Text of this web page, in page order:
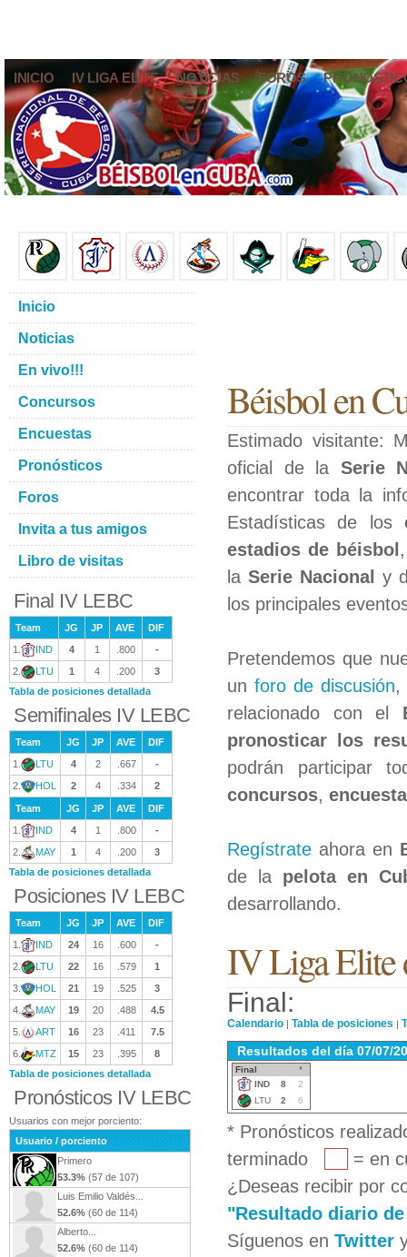
INICIO IV LIGA ELITE NOTICIAS FOROS
Béisbol en
Estimado visitante:
oficial de la Serie
encontrar toda la
Estadísticas de los
estadios de béisbol
laSerie Nacional y
los principales
Pretendemos que
unforo de discusión,
relacionado con el
pronosticar los
podrán participar
concursos,
Regístrate ahora en
de la pelota en
desarrollando.
IV Liga Elite
Final:
Calendario | Tabla de posiciones |
Resultados del día 07/07/
Final
*
IND
8
2
LTU
2 6
* Pronósticos
terminado
= en
¿Deseas recibir por
"Resultado diario
Síguenos en Twitter
Inicio
Noticias
En vivo!!!
Concursos
Encuestas
Pronósticos
Foros
Invita a tus amigos
Libro de visitas
Final IV LEBC
Team JG JP AVE
DIF
1.
IND 4 1 .800
-
2.
LTU 1 4 .200
3
Tabla de posiciones detallada
Semifinales IV LEBC
Team JG JP AVE
DIF
1.
LTU 4 2 .667
-
2.
HOL 2 4 .334 2
Team JG JP AVE
DIF
1.
IND 4 1 .800
-
2.
MAY 1 4 .200
3
Tabla de posiciones detallada
Posiciones IV LEBC
Team JG JP AVE
DIF
1.
IND 24 16 .600
-
2.
LTU 22 16 .579
1
3.
HOL 21 19 .525
3
4.
MAY 19 20 .488
4.5
5.
ART 16 23 .411
7.5
6.
MTZ 15 23 .395
8
Tabla de posiciones detallada
Pronósticos IV LEBC
Usuarios con mejor porciento:
Usuario / porciento
Primero
53.3% (57 de 107)
Luis Emilio Valdés...
52.6% (60 de 114)
Alberto...
52.6% (60 de 114)